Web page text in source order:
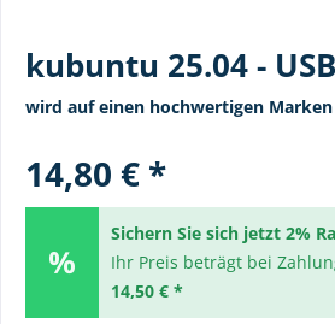
kubuntu 25.04 -
wird auf einen hochwertigen
14,80 € *
Sichern Sie sich jetzt 2%
Ihr Preis beträgt bei
14,50 € *